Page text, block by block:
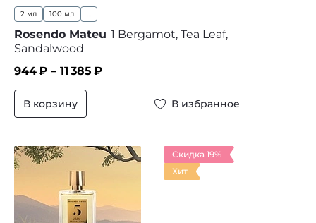
2 мл 100 мл ...
Rosendo Mateu 1 Bergamot, Tea Leaf,
Sandalwood
944₽ – 11 385 ₽
В корзину В избранное
Скидка 19%
Хит